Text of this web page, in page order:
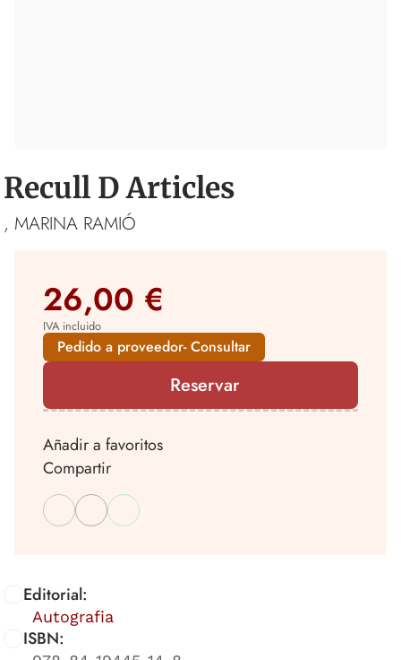
Recull D Articles
, MARINA RAMIÓ
Editorial:
Autografia
ISBN:
26,00 €
IVA incluido
Pedido a proveedor- Consultar
Reservar
Añadir a favoritos
Compartir